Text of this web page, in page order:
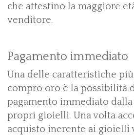
che attestino la maggiore
venditore.
Pagamento immediato
Una delle caratteristiche
compro oro è la possibilità
pagamento immediato
propri gioielli. Una volta
acquisto inerente ai gioielli